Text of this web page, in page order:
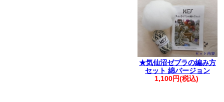
★気仙沼ゼブラの編み方
セット 綿バージョン
1,100円(税込)